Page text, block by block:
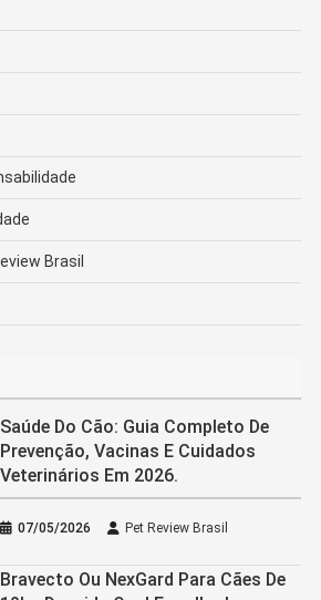
Brasil
Saúde Do Cão: Guia Completo De
Prevenção, Vacinas E Cuidados
Veterinários Em 2026.
07/05/2026 Pet Review Brasil
Bravecto Ou NexGard Para Cães De